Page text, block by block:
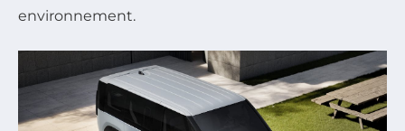
environnement.